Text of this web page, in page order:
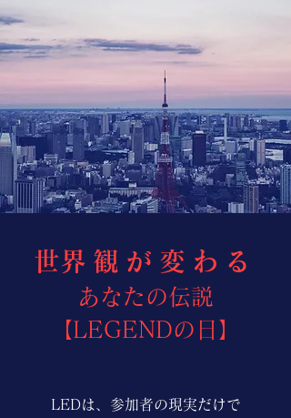
​世界観が変わる
あなたの伝説
【LEGENDの日】
LEDは、参加者の現実だけで